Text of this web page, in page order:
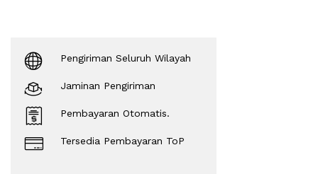
Pengiriman Seluruh Wilayah
Jaminan Pengiriman
Pembayaran Otomatis.
Tersedia Pembayaran ToP